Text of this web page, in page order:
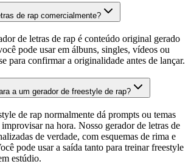
de rap comercialmente?
de letras de rap é conteúdo original gerado
pode usar em álbuns, singles, vídeos ou
para confirmar a originalidade antes de lançar.
a um gerador de freestyle de rap?
de rap normalmente dá prompts ou temas
na hora. Nosso gerador de letras de
de verdade, com esquemas de rima e
pode usar a saída tanto para treinar freestyle
estúdio.